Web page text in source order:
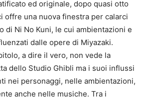
ed originale, dopo quasi otto
offre una nuova finestra per calarci
di Ni No Kuni, le cui ambientazioni e
dalle opere di Miyazaki.
a dire il vero, non vede la
dello Studio Ghibli ma i suoi influssi
nei personaggi, nelle ambientazioni,
anche nelle musiche. Tra i